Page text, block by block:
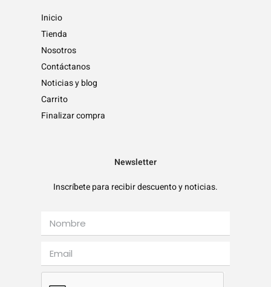
Inicio
Tienda
Nosotros
Contáctanos
Noticias y blog
Carrito
Finalizar compra
Newsletter
Inscríbete para recibir descuento y noticias.